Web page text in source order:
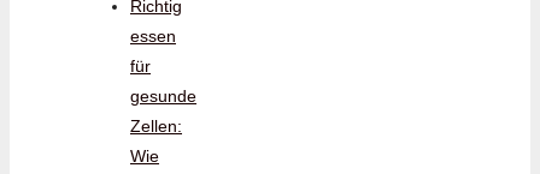
Richtig
essen
für
gesunde
Zellen:
Wie